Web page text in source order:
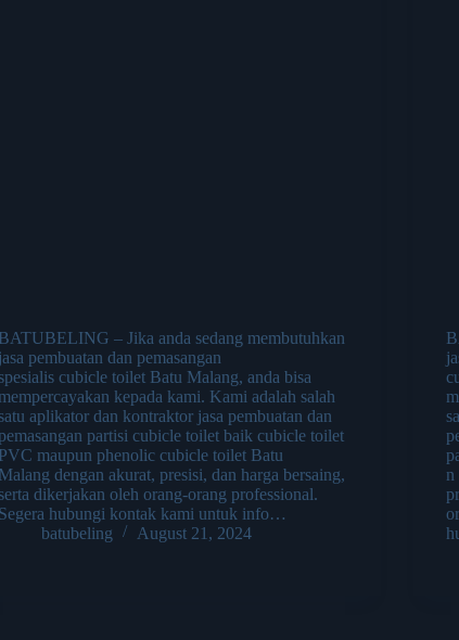
BATUBELING – Jika anda sedang membutuhkan
jasa pembuatan dan pemasangan
cubicle toilet Batu Malang, anda bisa
mempercayakan kepada kami. Kami adalah salah
aplikator dan kontraktor jasa pembuatan dan
pemasangan partisi cubicle toilet baik cubicle toilet
PVC maupun phenolic cubicle toilet Batu
Malang dengan akurat, presisi, dan harga bersaing,
dikerjakan oleh orang-orang professional.
Segera hubungi kontak kami untuk info…
batubeling
August 21, 2024
n